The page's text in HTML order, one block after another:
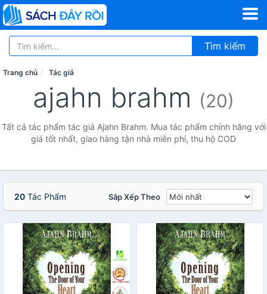
Tìm kiếm
Trang chủ Tác giả
ajahn brahm (20)
Tất cả tác phẩm tác giả Ajahn Brahm. Mua tác phẩm chính hãng với
giá tốt nhất, giao hàng tận nhà miễn phí, thu hộ COD
20 Tác Phẩm Sắp Xếp Theo